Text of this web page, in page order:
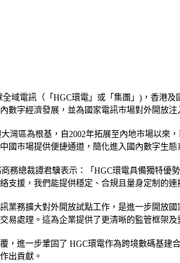
域電訊（「HGC環電」或「集團」)，香港及
數字經濟發展，並為國家電訊市場對外開放注
灣區為根基，自2002年拓展至內地市場以來
國市場提供便捷通道，簡化進入國內數字生
務總裁譚君驥表示：「HGC環電具備獨特
支援，我們能提供穩定、合規且量身定制的
業務擴大對外開放試點工作，是進一步開放
易處理。這為企業提供了更清晰的監管框架
，進一步鞏固了 HGC環電作為跨境數碼基建
出貢獻。